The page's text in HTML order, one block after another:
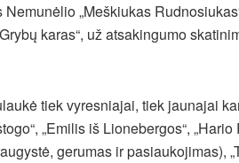
Nemunėlio „Meškiukas
karas“, už atsakingumo
tiek vyresniajai, tiek jaunajai
„Emilis iš Lionebergos“,
gerumas ir pasiaukojimas),